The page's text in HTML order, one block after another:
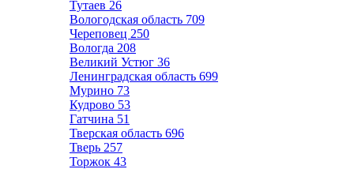
Тутаев 26
Вологодская область 709
Череповец 250
Вологда 208
Великий Устюг 36
Ленинградская область 699
Мурино 73
Кудрово 53
Гатчина 51
Тверская область 696
Тверь 257
Торжок 43